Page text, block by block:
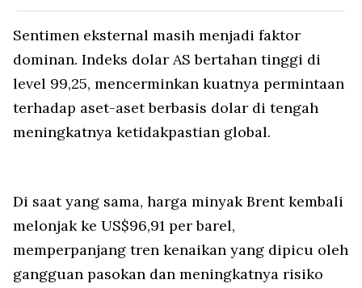
Sentimen eksternal masih menjadi faktor
dominan. Indeks dolar AS bertahan tinggi di
level 99,25, mencerminkan kuatnya permintaan
terhadap aset-aset berbasis dolar di tengah
meningkatnya ketidakpastian global.
Di saat yang sama, harga minyak Brent kembali
melonjak ke US$96,91 per barel,
memperpanjang tren kenaikan yang dipicu oleh
gangguan pasokan dan meningkatnya risiko